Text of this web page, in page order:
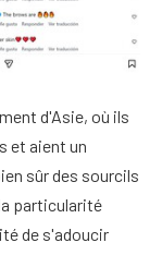
d'Asie, où ils
et aient un
sûr des sourcils
particularité
de s'adoucir